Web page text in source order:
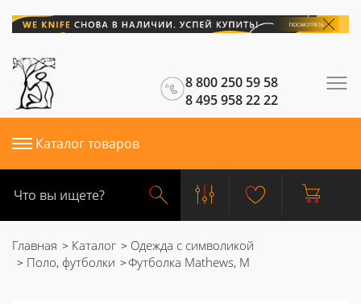
8 800 250 59 58
8 495 958 22 22
Каталог товаров
Главная Каталог
Одежда с символикой
Поло, футболки
Футболка Mathews, M